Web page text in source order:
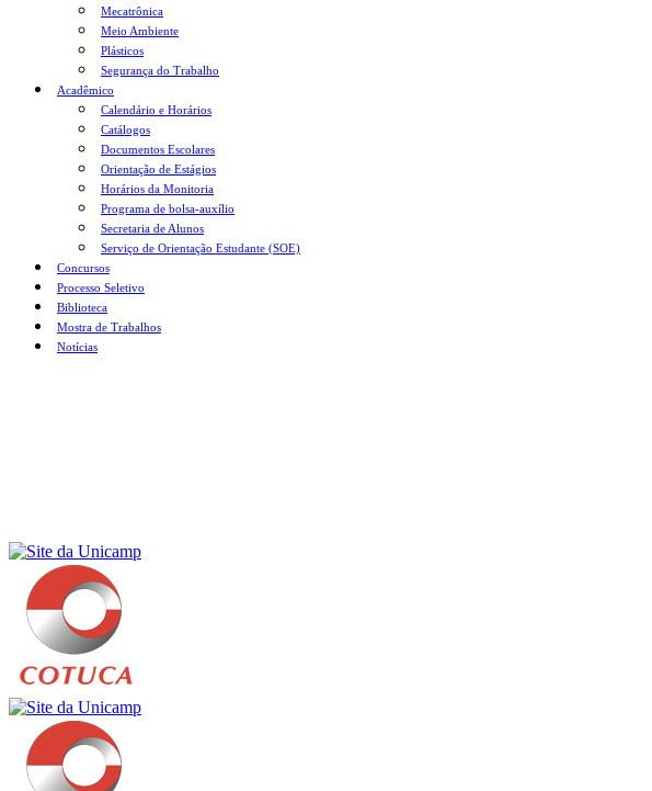
Mecatrônica
Meio Ambiente
Plásticos
Segurança do Trabalho
Acadêmico
Calendário e Horários
Catálogos
Documentos Escolares
Orientação de Estágios
Horários da Monitoria
Programa de bolsa-auxílio
Secretaria de Alunos
Serviço de Orientação Estudante (SOE)
Concursos
Processo Seletivo
Biblioteca
Mostra de Trabalhos
Notícias